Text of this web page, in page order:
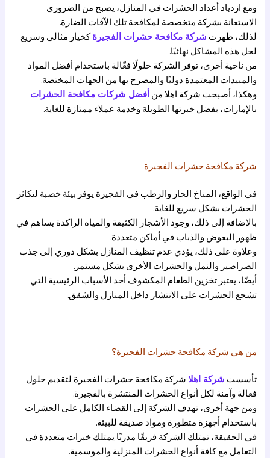
ومع ازدياد أعداد الحشرات في المنازل، يصبح من الضروري
الاستعانة بشركة متخصصة لمكافحة تلك الآفات الضارة.
لذلك، ظهرت شركة مكافحة حشرات الفجيرة كخيار مثالي وسريع
لحل هذه المشاكل نهائيًا.
من ناحية أخرى، توفر الشركة حلولًا فعّالة باستخدام أفضل المواد
والمبيدات المعتمدة دوليًا والمصرح بها من الجهات المختصة.
وهكذا، أصبحت شركة اهلا من أفضل شركات مكافحة الحشرات
بالإمارات، بفضل خبرتها الطويلة وخدمة عملاء ممتازة للغاية.
شركة مكافحة حشرات الفجيرة
في الواقع، المناخ الحار والرطب في الفجيرة يوفر بيئة خصبة لتكاثر
الحشرات بشكل سريع للغاية.
بالإضافة إلى ذلك، وجود الأشجار الكثيفة والمياه الراكدة يساهم في
ظهور البعوض والذباب في أماكن متعددة.
وعلاوة على ذلك، يؤدي عدم تنظيف المنازل بشكل دوري إلى جذب
الصراصير والنمل والحشرات الأخرى بشكل مستمر.
أيضًا، يعتبر تخزين الطعام المكشوف أحد الأسباب الرئيسية التي
تشجع الحشرات على الانتشار داخل المنازل والشقق.
من هي شركة مكافحة حشرات الفجيرة؟
تأسست شركة اهلا شركة مكافحة حشرات الفجيرة لتقديم حلول
فعالة وآمنة لكل أنواع الحشرات المنتشرة بالفجيرة.
ومن جهة أخرى، تهدف الشركة إلى القضاء الكامل على الحشرات
باستخدام أجهزة متطورة ومواد صديقة للبيئة.
في الحقيقة، تمتلك الشركة فريقًا مدربًا يمتلك خبرات متعددة في
التعامل مع كافة أنواع الحشرات المنزلية والموسمية.